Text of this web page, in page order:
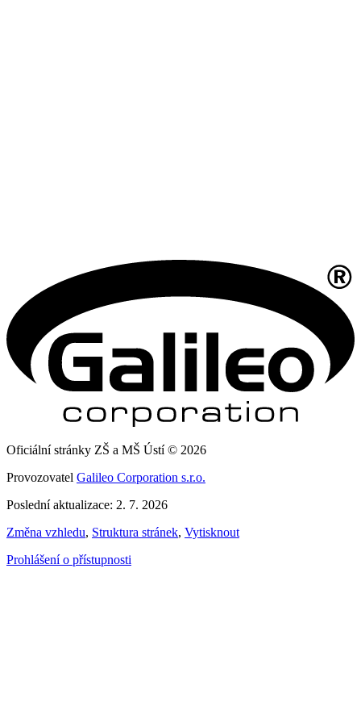
Oficiální stránky ZŠ a MŠ Ústí © 2026
Provozovatel Galileo Corporation s.r.o.
Poslední aktualizace: 2. 7. 2026
Změna vzhledu, Struktura stránek, Vytisknout
Prohlášení o přístupnosti